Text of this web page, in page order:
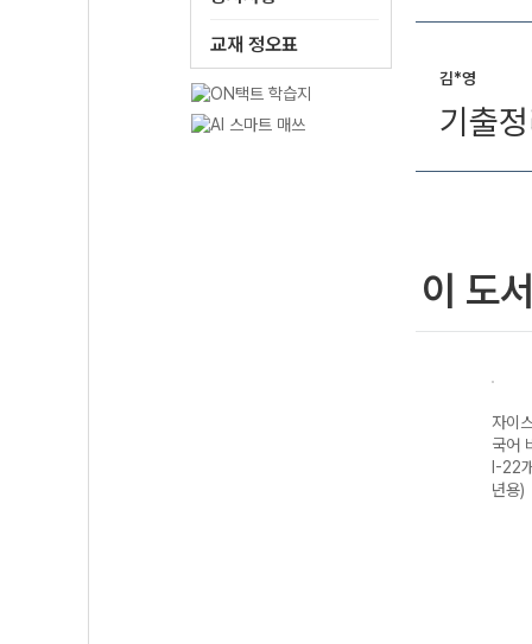
교재 정오표
김*영
기출
이 도
자이
국어
I-22
년용)